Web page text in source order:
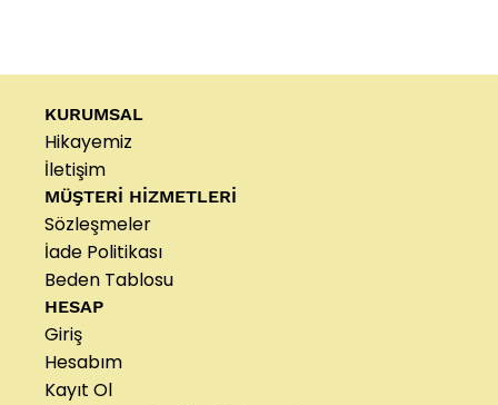
KURUMSAL
Hikayemiz
İletişim
MÜŞTERİ HİZMETLERİ
Sözleşmeler
İade Politikası
Beden Tablosu
HESAP
Giriş
Hesabım
Kayıt Ol